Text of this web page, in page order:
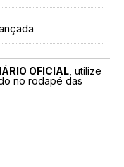
OFICIAL, utilize
no rodapé das